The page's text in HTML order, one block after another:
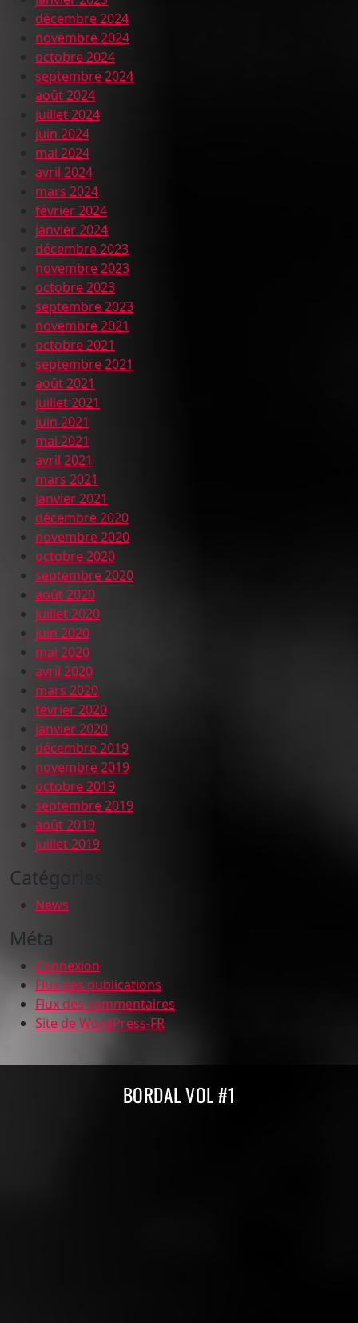
décembre 2024
novembre 2024
octobre 2024
septembre 2024
août 2024
juillet 2024
juin 2024
mai 2024
avril 2024
mars 2024
février 2024
janvier 2024
décembre 2023
novembre 2023
octobre 2023
septembre 2023
novembre 2021
octobre 2021
septembre 2021
août 2021
juillet 2021
juin 2021
mai 2021
avril 2021
mars 2021
janvier 2021
décembre 2020
novembre 2020
octobre 2020
septembre 2020
août 2020
juillet 2020
juin 2020
mai 2020
avril 2020
mars 2020
février 2020
janvier 2020
décembre 2019
novembre 2019
octobre 2019
septembre 2019
août 2019
juillet 2019
Catégories
News
Méta
Connexion
Flux des publications
Flux des commentaires
Site de WordPress-FR
BORDAL VOL #1